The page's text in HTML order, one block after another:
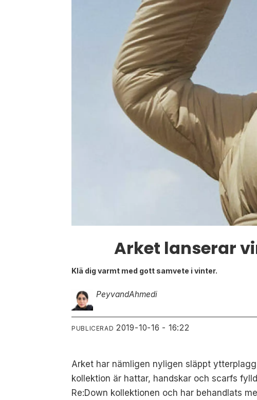
Arket lanserar
Klä dig varmt med gott samvete i vinter.
PeyvandAhmedi
PUBLICERAD 2019-10-16 - 16:22
Arket har nämligen nyligen släppt
kollektion är hattar, handskar och scarfs
Re:Down kollektionen och har behandlats